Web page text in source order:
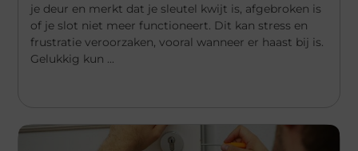
je deur en merkt dat je sleutel kwijt is, afgebroken is
of je slot niet meer functioneert. Dit kan stress en
frustratie veroorzaken, vooral wanneer er haast bij is.
Gelukkig kun ...